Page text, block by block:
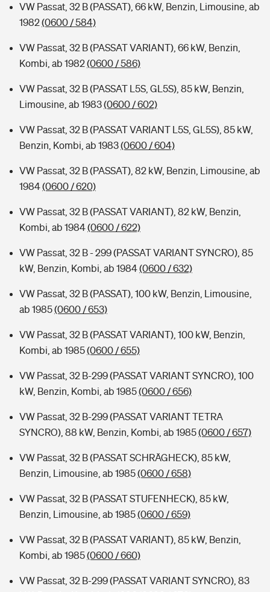
VW Passat, 32 B (PASSAT), 66 kW, Benzin, Limousine, ab
1982(0600 / 584)
VW Passat, 32 B (PASSAT VARIANT), 66 kW, Benzin,
Kombi, ab 1982(0600 / 586)
VW Passat, 32 B (PASSAT L5S, GL5S), 85 kW, Benzin,
Limousine, ab 1983(0600 / 602)
VW Passat, 32 B (PASSAT VARIANT L5S, GL5S), 85 kW,
Benzin, Kombi, ab 1983(0600 / 604)
VW Passat, 32 B (PASSAT), 82 kW, Benzin, Limousine, ab
1984(0600 / 620)
VW Passat, 32 B (PASSAT VARIANT), 82 kW, Benzin,
Kombi, ab 1984(0600 / 622)
VW Passat, 32 B - 299 (PASSAT VARIANT SYNCRO), 85
kW, Benzin, Kombi, ab 1984(0600 / 632)
VW Passat, 32 B (PASSAT), 100 kW, Benzin, Limousine,
ab 1985(0600 / 653)
VW Passat, 32 B (PASSAT VARIANT), 100 kW, Benzin,
Kombi, ab 1985(0600 / 655)
VW Passat, 32 B-299 (PASSAT VARIANT SYNCRO), 100
kW, Benzin, Kombi, ab 1985(0600 / 656)
VW Passat, 32 B-299 (PASSAT VARIANT TETRA
SYNCRO), 88 kW, Benzin, Kombi, ab 1985(0600 / 657)
VW Passat, 32 B (PASSAT SCHRÄGHECK), 85 kW,
Benzin, Limousine, ab 1985(0600 / 658)
VW Passat, 32 B (PASSAT STUFENHECK), 85 kW,
Benzin, Limousine, ab 1985(0600 / 659)
VW Passat, 32 B (PASSAT VARIANT), 85 kW, Benzin,
Kombi, ab 1985(0600 / 660)
VW Passat, 32 B-299 (PASSAT VARIANT SYNCRO), 83